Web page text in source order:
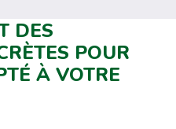
DES
POUR
À VOTRE